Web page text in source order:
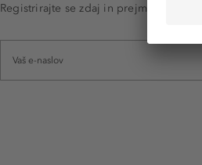
Registrirajte se zdaj in prejmite e-